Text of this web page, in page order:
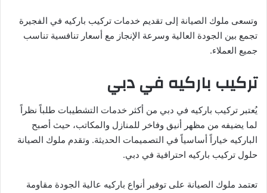
وتسعى ملوك الصيانة إلى تقديم خدمات تركيب باركيه في الفجيرة
تجمع بين الجودة العالية وسرعة الإنجاز مع أسعار تنافسية تناسب
جميع العملاء.
تركيب باركيه في دبي
يُعتبر تركيب باركيه في دبي من أكثر خدمات التشطيبات طلباً نظراً
لما يضيفه من مظهر أنيق وفاخر للمنازل والمكاتب، حيث أصبح
الباركيه خياراً أساسياً في التصميمات الحديثة. وتقدم ملوك الصيانة
حلول تركيب باركيه احترافية في دبي.
تعتمد ملوك الصيانة على توفير أنواع باركيه عالية الجودة مقاومة